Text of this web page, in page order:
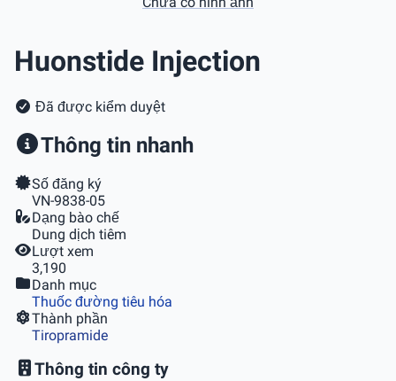
Huonstide Injection
Đã được kiểm duyệt
Thông tin nhanh
Số đăng ký
VN-9838-05
Dạng bào chế
Dung dịch tiêm
Lượt xem
3,190
Danh mục
Thuốc đường tiêu hóa
Thành phần
Tiropramide
Thông tin công ty